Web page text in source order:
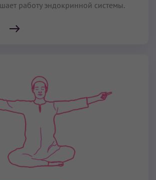
работу эндокринной системы.